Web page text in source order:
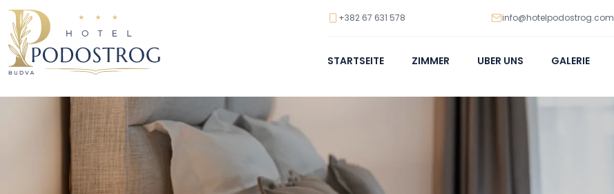
+382 67 631 578 info@hotelpodostrog.com
STARTSEITE ZIMMER UBER UNS GALERIE